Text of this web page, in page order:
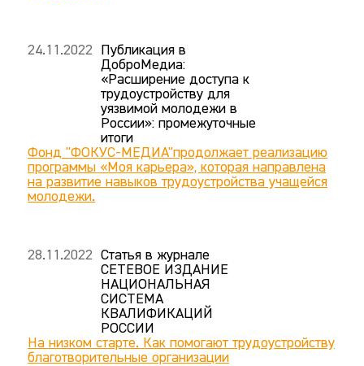
24.11.2022
Публикация в
ДоброМедиа:
«Расширение доступа к
трудоустройству для
уязвимой молодежи в
России»: промежуточные
итоги
Фонд "ФОКУС-МЕДИА"продолжает реализацию
программы «Моя карьера», которая направлена
на развитие навыков трудоустройства учащейся
молодежи.
28.11.2022
Статья в журнале
СЕТЕВОЕ ИЗДАНИЕ
НАЦИОНАЛЬНАЯ
СИСТЕМА
КВАЛИФИКАЦИЙ
РОССИИ
На низком старте. Как помогают трудоустройству
благотворительные организации